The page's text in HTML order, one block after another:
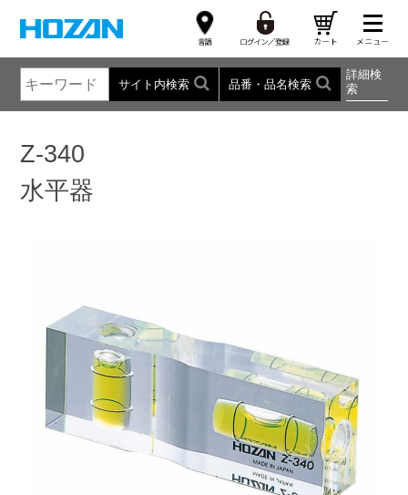
サイト内検索 品番・品名検索
詳細検
索
Z-340
水平器